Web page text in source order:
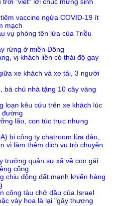
vaccine ngừa COVID-19 ít
mạch
vụ phóng tên lửa của Triều
rừng ở miền Đông
vị khách liền có thái độ gay
xe khách và xe tải, 3 người
bà chủ nhà tặng 10 cây vàng
loạn kêu cứu trên xe khách lúc
đường
lão, con túc trực nhưng
bị công ty chatroom lừa đảo,
vì làm thêm dịch vụ trò chuyện
trưởng quân sự xã về con gái
cống
chịu động đất mạnh khiến hàng
công tàu chở dầu của Israel
váy hoa là lại "gây thương